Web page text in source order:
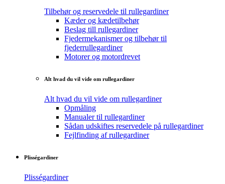
Tilbehør og reservedele til rullegardiner
Kæder og kædetilbehør
Beslag till rullegardiner
Fjedermekanismer og tilbehør til
fjederrullegardiner
Motorer og motordrevet
Alt hvad du vil vide om rullegardiner
Alt hvad du vil vide om rullegardiner
Opmåling
Manualer til rullegardiner
Sådan udskiftes reservedele på rullegardiner
Fejlfinding af rullegardiner
Plisségardiner
Plisségardiner